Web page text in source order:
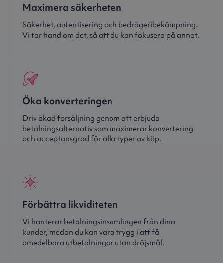
Maximera säkerheten
Säkerhet, autentisering och bedrägeribekämpning.
Vi tar hand om det, så att du kan fokusera på annat.
Öka konverteringen
Driv ökad försäljning genom att erbjuda
betalningsalternativ som maximerar konvertering
och acceptansgrad för alla typer av köp.
Förbättra likviditeten
Vi hanterar betalningsinsamlingen från dina
kunder, medan du kan vara trygg i att få
omedelbara utbetalningar utan dröjsmål.